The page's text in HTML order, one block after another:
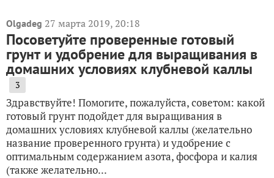
Olgadeg 27 марта 2019, 20:18
Посоветуйте проверенные готовый
грунт и удобрение для выращивания в
домашних условиях клубневой каллы
3
Здравствуйте! Помогите, пожалуйста, советом: какой
готовый грунт подойдет для выращивания в
домашних условиях клубневой каллы (желательно
название проверенного грунта) и удобрение с
оптимальным содержанием азота, фосфора и калия
(также желательно...